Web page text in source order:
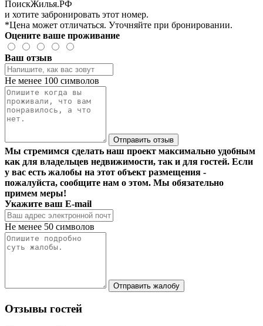
ПоискЖилья.РФ
и хотите забронировать этот номер.
*Цена может отличаться. Уточняйте при бронировании.
Оцените ваше проживание
Ваш отзыв
Не менее 100 символов
Отправить отзыв
Мы стремимся сделать наш проект максимально удобным
как для владельцев недвижимости, так и для гостей. Если
у вас есть жалобы на этот объект размещения -
пожалуйста, сообщите нам о этом. Мы обязательно
примем меры!
Укажите ваш E-mail
Не менее 50 символов
Отправить жалобу
Отзывы гостей